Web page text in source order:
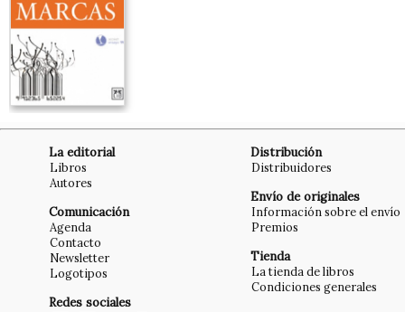
La editorial
Libros
Autores
Comunicación
Agenda
Contacto
Newsletter
Logotipos
Redes sociales
Distribución
Distribuidores
Envío de originales
Información sobre el envío
Premios
Tienda
La tienda de libros
Condiciones generales